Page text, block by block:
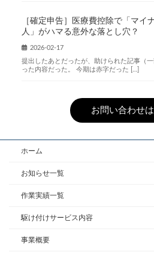
［確定申告］医療費控除で「マイ
人」がハマる意外な落とし穴？
2026-02-17
提出したあとだったが、助けられた記事（
った内容だった。 今期は赤字だった […]
お問い合わせ
ホーム
お知らせ一覧
作業実績一覧
駆け付けサービス内容
事業概要